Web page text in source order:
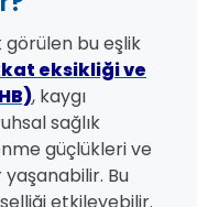
bu eşlik
eksikliği ve
, kaygı
sağlık
güçlükleri ve
Bu